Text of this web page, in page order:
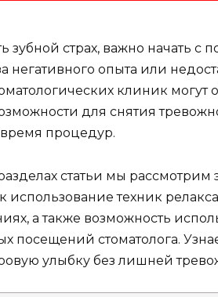
зубной страх, важно начать с
негативного опыта или
клиник могут
для снятия
процедур.
статьи мы
использование техник
а также возможность
посещений стоматолога.
улыбку без лишней